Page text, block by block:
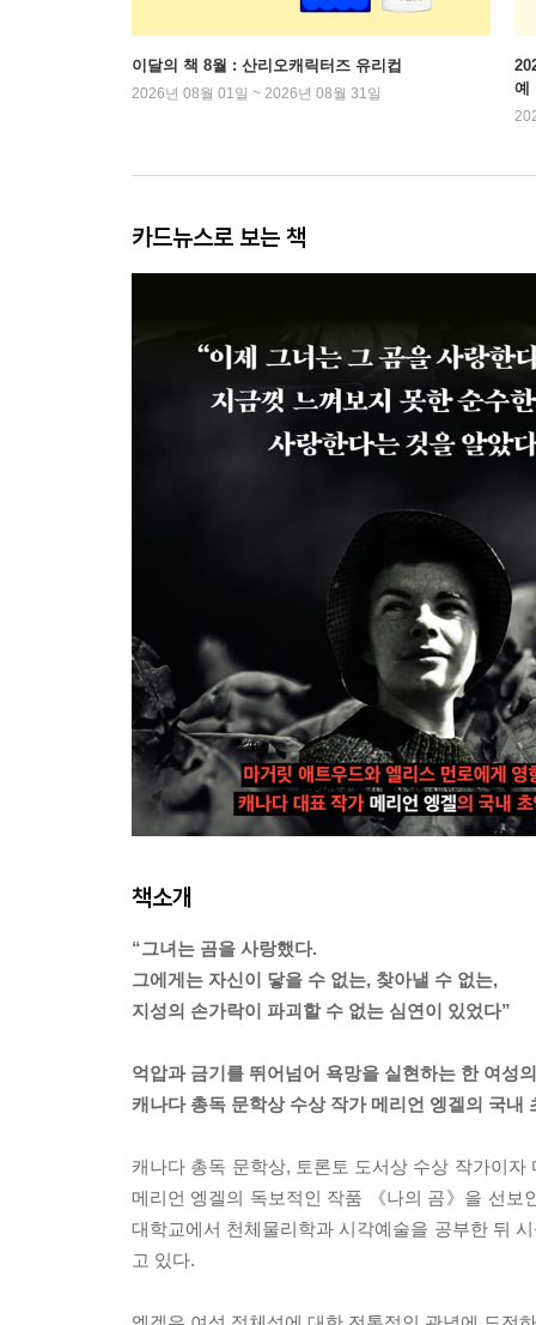
이달의 책 8월 : 산리오캐릭터즈 유리컵
2026년 08월 01일 ~ 2026년 08월 31일
예
카드뉴스로 보는 책
책소개
“그녀는 곰을 사랑했다.
그에게는 자신이 닿을 수 없는, 찾아낼 수 없는,
지성의 손가락이 파괴할 수 없는 심연이 있었다”
억압과 금기를 뛰어넘어 욕망을 실현하는 한 여성
캐나다 총독 문학상 수상 작가 메리언 엥겔의 국내
캐나다 총독 문학상, 토론토 도서상 수상 작가이
메리언 엥겔의 독보적인 작품 《나의 곰》을 선보
대학교에서 천체물리학과 시각예술을 공부한 뒤
고 있다.